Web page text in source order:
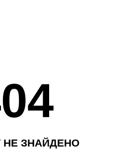
НЕ ЗНАЙДЕНО